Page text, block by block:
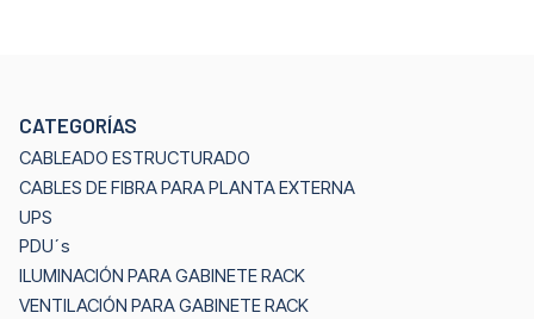
CATEGORÍAS
CABLEADO ESTRUCTURADO
CABLES DE FIBRA PARA PLANTA EXTERNA
UPS
PDU´s
ILUMINACIÓN PARA GABINETE RACK
VENTILACIÓN PARA GABINETE RACK